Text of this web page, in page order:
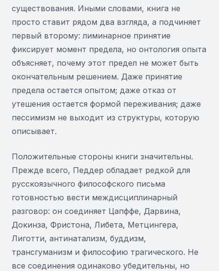
существования. Иными словами, книга не
просто ставит рядом два взгляда, а подчиняет
первый второму: лиминарное принятие
фиксирует момент предела, но онтология опыта
объясняет, почему этот предел не может быть
окончательным решением. Даже принятие
предела остается опытом; даже отказ от
утешения остается формой переживания; даже
пессимизм не выходит из структуры, которую
описывает.
Положительные стороны книги значительны.
Прежде всего, Педдер обладает редкой для
русскоязычного философского письма
готовностью вести междисциплинарный
разговор: он соединяет Цапффе, Дарвина,
Докинза, Фристона, Либета, Метцингера,
Лиготти, антинатализм, буддизм,
трансгуманизм и философию трагического. Не
все соединения одинаково убедительны, но